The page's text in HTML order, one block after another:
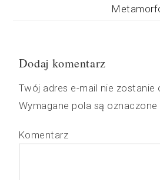
Dodaj komentarz
Twój adres e-mail nie zostanie
Wymagane pola są oznaczone
Komentarz